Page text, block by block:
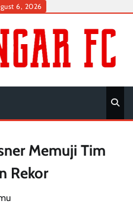
6, 2026
Memuji Tim
Rekor